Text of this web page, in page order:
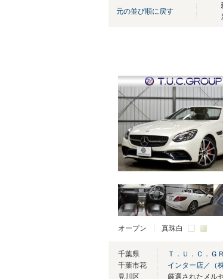
元の並び順に戻す
オープン 真珠白
千葉県
千葉市花
見川区
Ｔ．Ｕ．Ｃ．Ｇ
インター店／（